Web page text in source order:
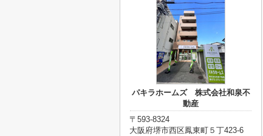
パキラホームズ 株式会社和泉不
動産
〒593-8324
大阪府堺市西区鳳東町５丁423-6